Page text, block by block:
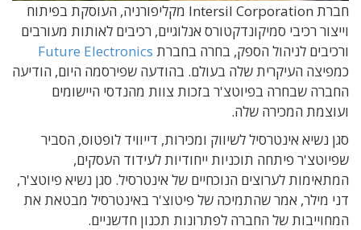
חברת Intersil Corporation מקליפורניה, העוסקת בפיתוח
וייצור רכיבי סמיקונדקטורס אנלוגיים, רכיבים לאותות מעורבים
ורכיבים לניהול הספק, בחרה בחברת Future Electronics
כמפיצה העיקרית שלה בעולם. בהודעה שפירסמה היום, הודיעה
החברה שבחרה בפיוטצ'ר בזכות צוות מהנדסי היישומים
ועוצמת המכירה שלה.
סגן נשיא אינטרסיל לשיווק ומכירות, דייוויד לופטוס, הסביר
שפיוטצ'ר פיתחה תוכניות ייחודיות לעידוד העסקים,
המתאימות לערוצים הנוכחיים של אינטרסיל. סגן נשיא פיוטצ'ר,
דני מילר, אמר שהתמיכה של פיטוצ'ר באינטרסיל מבטאת את
המחוייבות של החברה לפתרונות תכנון חדשניים.